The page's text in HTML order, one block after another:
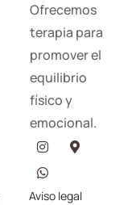
Ofrecemos
terapia para
promover el
equilibrio
físico y
emocional.
Aviso legal